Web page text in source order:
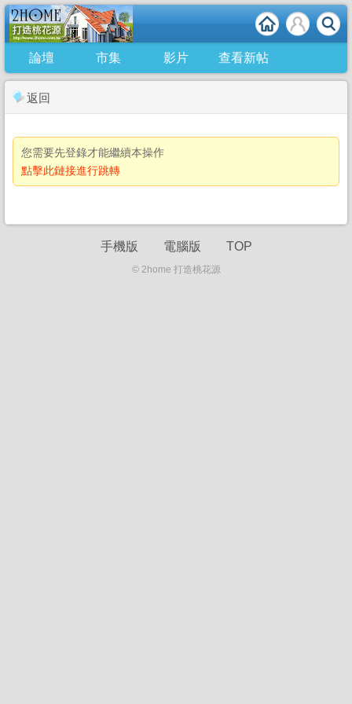
論壇 市集 影片 查看新帖
返回
您需要先登錄才能繼續本操作
點擊此鏈接進行跳轉
手機版 電腦版 TOP
© 2home 打造桃花源